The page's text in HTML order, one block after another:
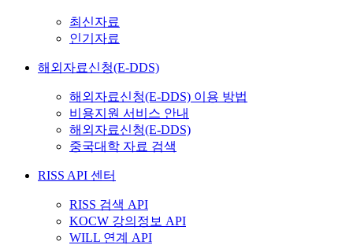
최신자료
인기자료
해외자료신청(E-DDS)
해외자료신청(E-DDS) 이용 방법
비용지원 서비스 안내
해외자료신청(E-DDS)
중국대학 자료 검색
RISS API 센터
RISS 검색 API
KOCW 강의정보 API
WILL 연계 API